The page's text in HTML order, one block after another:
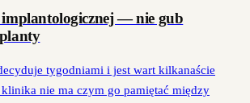
— nie gub
tygodniami i jest wart kilkanaście
nie ma czym go pamiętać między